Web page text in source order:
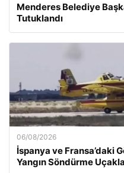
Menderes Belediye
Tutuklandı
06/08/2026
İspanya ve Fransa’daki
Yangın Söndürme